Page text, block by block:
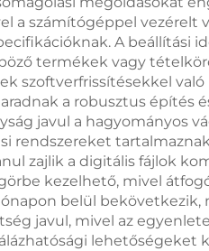
a számítógéppel
A beállítási
termékek vagy
szoftverfrissítésekkel
a robusztus építés
javul a hagyományos
rendszereket
zajlik a digitális fájlok
kezelhető, mivel
belül
javul, mivel az
lehetőségeket